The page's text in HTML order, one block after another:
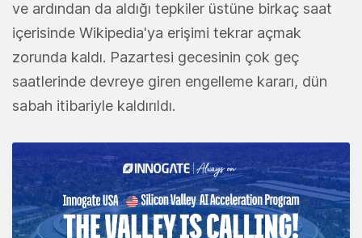
ve ardından da aldığı tepkiler üstüne birkaç saat
içerisinde Wikipedia'ya erişimi tekrar açmak
zorunda kaldı. Pazartesi gecesinin çok geç
saatlerinde devreye giren engelleme kararı, dün
sabah itibariyle kaldırıldı.